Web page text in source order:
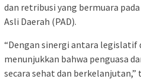
dan retribusi yang bermuara
Asli Daerah (PAD).
“Dengan sinergi antara legislatif
menunjukkan bahwa penguasa
secara sehat dan berkelanjutan,”